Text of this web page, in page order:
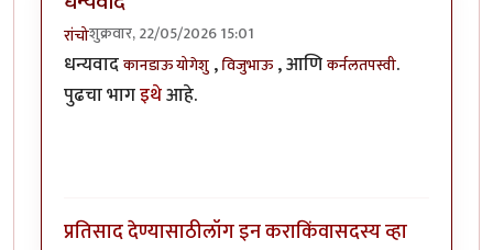
रांचोशुक्रवार, 22/05/2026 15:01
धन्यवादकानडाऊ योगेशु ,विजुभाऊ , आणिकर्नलतपस्वी.
पुढचा भागइथेआहे.
प्रतिसाद देण्यासाठीलॉग इन कराकिंवासदस्य व्हा